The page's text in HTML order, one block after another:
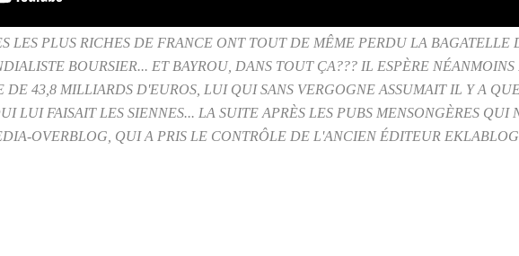
LES PLUS RICHES DE FRANCE ONT TOUT DE MÊME PERDU LA
BOURSIER... ET BAYROU, DANS TOUT ÇA??? IL ESPÈRE
43,8 MILLIARDS D'EUROS, LUI QUI SANS VERGOGNE ASSUMAIT IL Y A
LUI FAISAIT LES SIENNES... LA SUITE APRÈS LES PUBS MENSONGÈRES QUI
OVERBLOG, QUI A PRIS LE CONTRÔLE DE L'ANCIEN ÉDITEUR